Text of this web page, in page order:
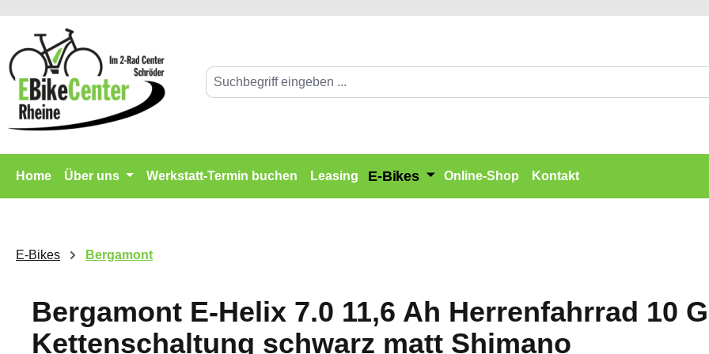
Zur Hauptnavigation springen
Home Über uns Werkstatt-Termin buchen Leasing E-Bikes Online-Shop Kontakt
E-Bikes Bergamont
Bergamont E-Helix 7.0 11,6 Ah Herrenfahrrad 10
Kettenschaltung schwarz matt Shimano